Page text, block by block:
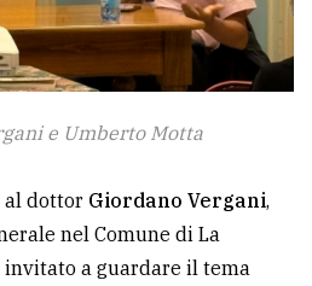
e Umberto Motta
al dottor Giordano Vergani,
nel Comune di La
a guardare il tema